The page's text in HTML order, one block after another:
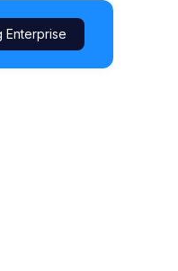
Enterprise